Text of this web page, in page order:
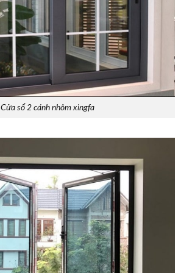
Cửa sổ 2 cánh nhôm xingfa